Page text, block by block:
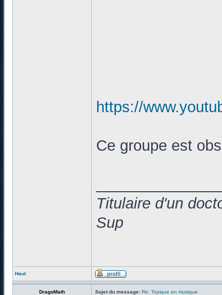
https://
Ce groupe est
Titulaire d'un
Sup
Haut
DragoMath Sujet du message: Re: Topique en musique